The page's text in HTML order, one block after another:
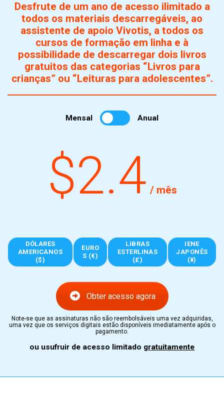
Desfrute de um ano de acesso ilimitado a
todos os materiais descarregáveis, ao
assistente de apoio Vivotis, a todos os
cursos de formação em linha e à
possibilidade de descarregar dois livros
gratuitos das categorias “Livros para
crianças” ou “Leituras para adolescentes”.
Mensal Anual
$2.4 / mês
DÓLARES
AMERICANOS
($)
EURO
S (€)
LIBRAS
ESTERLINAS
(£)
IENE
JAPONÊS
(¥)
Obter acesso agora
Note-se que as assinaturas não são reembolsáveis uma vez adquiridas,
uma vez que os serviços digitais estão disponíveis imediatamente após o
pagamento.
ou usufruir de acesso limitado gratuitamente